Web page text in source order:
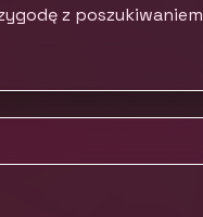
z poszukiwaniem